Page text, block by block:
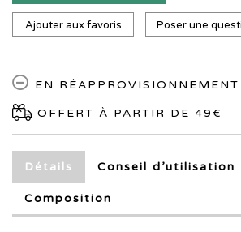
Ajouter aux favoris Poser une
EN RÉAPPROVISIONNEMENT
OFFERT À PARTIR DE 49€
Détails Conseil d’utilisation
Composition